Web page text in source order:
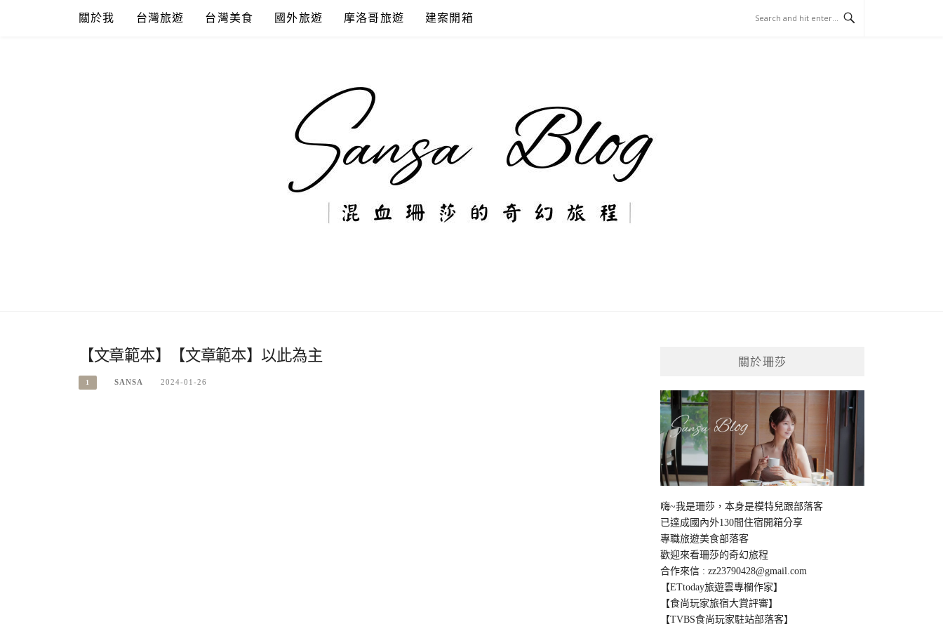
關於我 台灣旅遊 台灣美食 國外旅遊 摩洛哥旅遊 建案開箱
【文章範本】【文章範本】以此為主
1 SANSA 2024-01-26
關於珊莎
嗨~我是珊莎，本身是模特兒跟部落客
已達成國內外130間住宿開箱分享
專職旅遊美食部落客
歡迎來看珊莎的奇幻旅程
合作來信 :zz23790428@gmail.com
【ETtoday旅遊雲專欄作家】
【食尚玩家旅宿大賞評審】
【TVBS食尚玩家駐站部落客】